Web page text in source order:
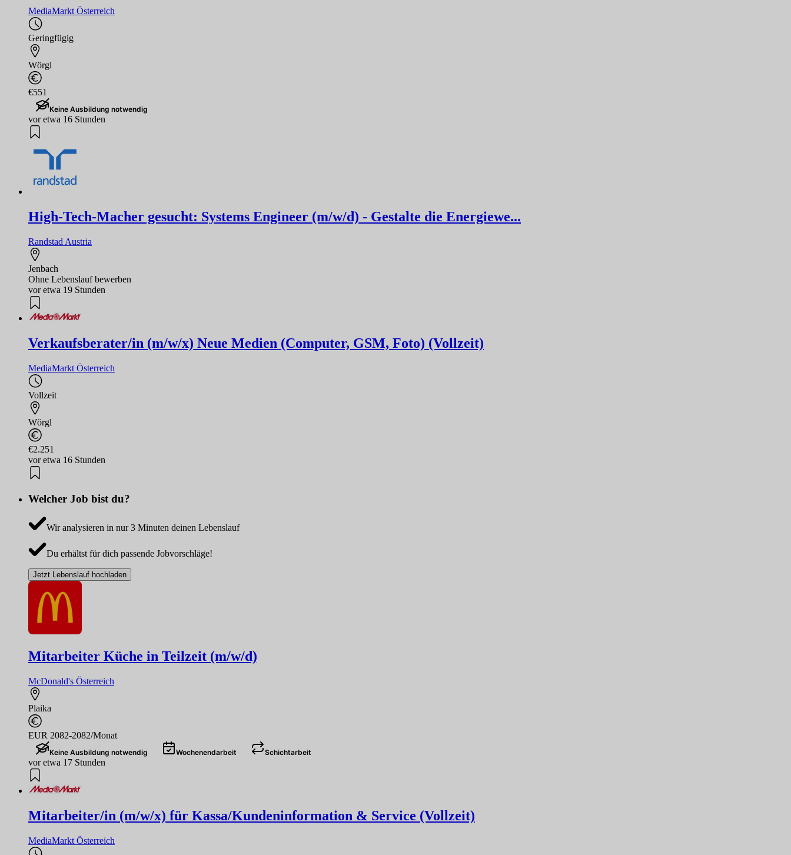
MediaMarkt Österreich
Geringfügig
Wörgl
€551
Keine Ausbildung notwendig
vor etwa 16 Stunden
High-Tech-Macher gesucht: Systems Engineer (m/w/d) - Gestalte die Energiewe...
Randstad Austria
Jenbach
Ohne Lebenslauf bewerben
vor etwa 19 Stunden
Verkaufsberater/in (m/w/x) Neue Medien (Computer, GSM, Foto) (Vollzeit)
MediaMarkt Österreich
Vollzeit
Wörgl
€2.251
vor etwa 16 Stunden
Welcher Job bist du?
Wir analysieren in nur 3 Minuten deinen Lebenslauf
Du erhältst für dich passende Jobvorschläge!
Jetzt Lebenslauf hochladen
Mitarbeiter Küche in Teilzeit (m/w/d)
McDonald's Österreich
Plaika
EUR 2082-2082/Monat
Keine Ausbildung notwendig Wochenendarbeit Schichtarbeit
vor etwa 17 Stunden
Mitarbeiter/in (m/w/x) für Kassa/Kundeninformation & Service (Vollzeit)
MediaMarkt Österreich